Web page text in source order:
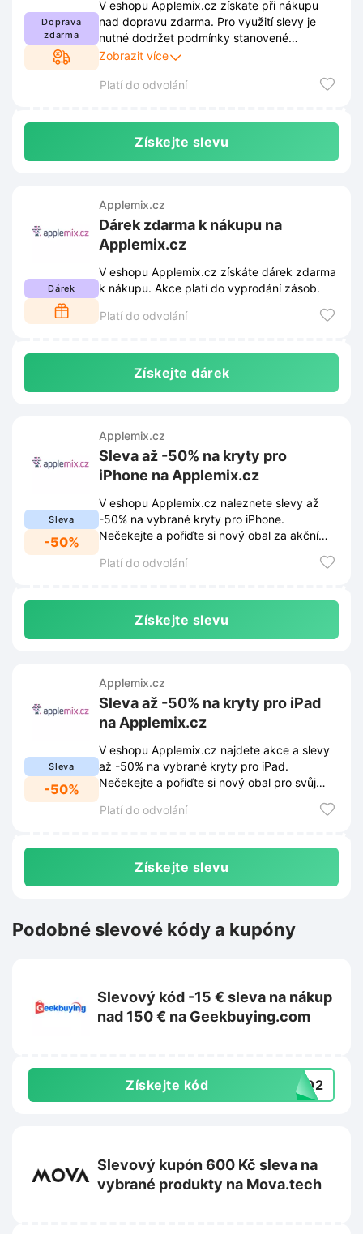
Doprava
zdarma
V eshopu Applemix.cz získate při nákupu
nad dopravu zdarma. Pro využití slevy je
nutné dodržet podmínky stanovené
obchodem. Tyto podmínky jsou zveřejněny
se průběžně měnit.
Zobrazit více
Platí do odvolání
Získejte slevu
Dárek
Applemix.cz
Dárek zdarma k nákupu na
Applemix.cz
V eshopu Applemix.cz získáte dárek zdarma
k nákupu. Akce platí do vyprodání zásob.
Platí do odvolání
Získejte dárek
Sleva
-50%
Applemix.cz
Sleva až -50% na kryty pro
iPhone na Applemix.cz
V eshopu Applemix.cz naleznete slevy až
-50% na vybrané kryty pro iPhone.
Nečekejte a pořiďte si nový obal za akční
Platí do odvolání
Získejte slevu
Sleva
-50%
Applemix.cz
Sleva až -50% na kryty pro iPad
na Applemix.cz
V eshopu Applemix.cz najdete akce a slevy
až -50% na vybrané kryty pro iPad.
Nečekejte a pořiďte si nový obal pro svůj
Platí do odvolání
Získejte slevu
Podobné slevové kódy a kupóny
Slevový kód -15 € sleva na nákup
nad 150 € na Geekbuying.com
Získejte kód TS02
Slevový kupón 600 Kč sleva na
vybrané produkty na Mova.tech